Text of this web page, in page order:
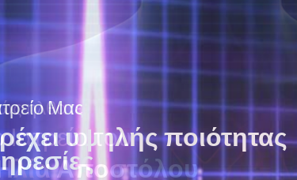
Μας
υψηλής ποιότητας